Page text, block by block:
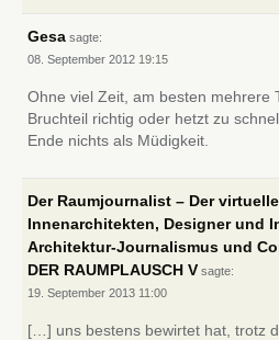
Gesa sagte:
08. September 2012 19:15
Ohne viel Zeit, am besten mehrere
Bruchteil richtig oder hetzt zu
Ende nichts als Müdigkeit.
Der Raumjournalist – Der
Innenarchitekten, Designer und
Architektur-Journalismus und
DER RAUMPLAUSCH V sagte:
19. September 2013 11:00
[…] uns bestens bewirtet hat, trotz